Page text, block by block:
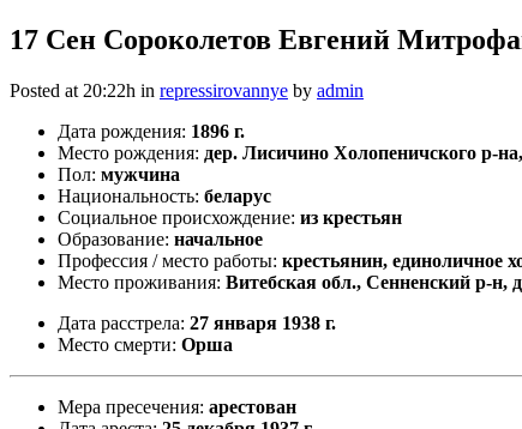
17 Сен Сороколетов Евгений
Posted at 20:22h in repressirovannye by admin
Дата рождения: 1896 г.
Место рождения: дер. Лисичино Холопеничского р-
Пол: мужчина
Национальность: беларус
Социальное происхождение: из крестьян
Образование: начальное
Профессия / место работы: крестьянин, единоличное
Место проживания: Витебская обл., Сенненский р-н,
Дата расстрела: 27 января 1938 г.
Место смерти: Орша
Мера пресечения: арестован